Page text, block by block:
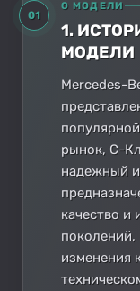
01
О МОДЕЛИ
1.
МОДЕЛИ
Mercedes-
рынок, C-
надежный
качество и
поколений,
изменения